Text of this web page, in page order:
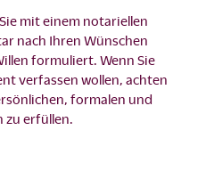
mit einem notariellen
nach Ihren Wünschen
formuliert. Wenn Sie
verfassen wollen, achten
formalen und
erfüllen.